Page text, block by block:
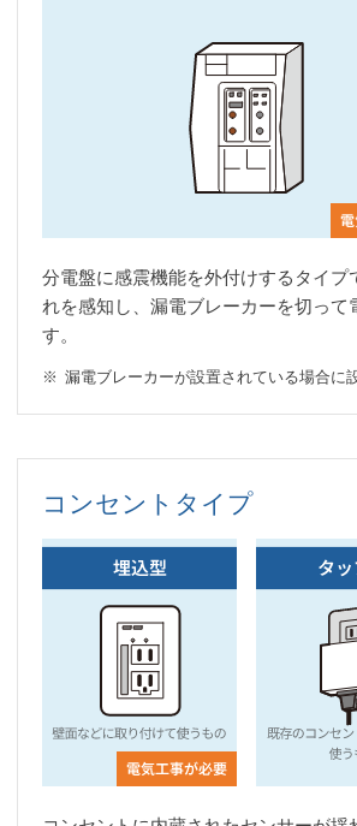
分電盤に感震機能を外付けするタイプ
れを感知し、漏電ブレーカーを切って
す。
漏電ブレーカーが設置されている場合に
コンセントタイプ